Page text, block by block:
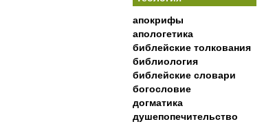
апокрифы
апологетика
библейские толкования
библиология
библейские словари
богословие
догматика
душепопечительство